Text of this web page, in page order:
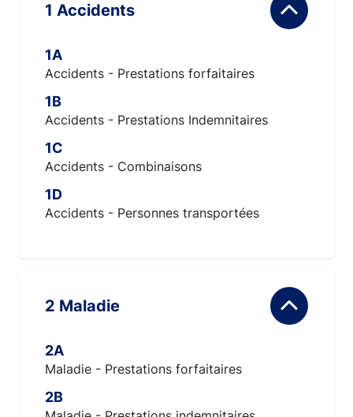
1 Accidents
1A
Accidents - Prestations forfaitaires
1B
Accidents - Prestations Indemnitaires
1C
Accidents - Combinaisons
1D
Accidents - Personnes transportées
2 Maladie
2A
Maladie - Prestations forfaitaires
2B